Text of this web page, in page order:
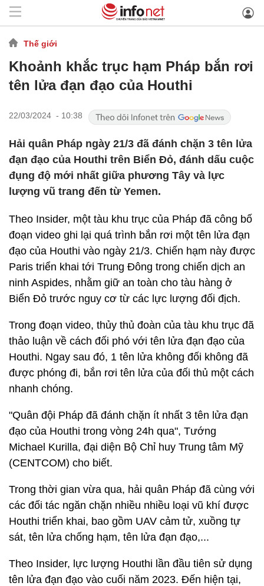
Thế giới
Khoảnh khắc trục hạm Pháp bắn rơi
tên lửa đạn đạo của Houthi
22/03/2024 - 10:38
Hải quân Pháp ngày 21/3 đã đánh chặn 3 tên lửa
đạn đạo của Houthi trên Biển Đỏ, đánh dấu cuộc
đụng độ mới nhất giữa phương Tây và lực
lượng vũ trang đến từ Yemen.
Theo Insider, một tàu khu trục của Pháp đã công bố
đoạn video ghi lại quá trình bắn rơi một tên lửa đạn
đạo của Houthi vào ngày 21/3. Chiến hạm này được
Paris triển khai tới Trung Đông trong chiến dịch an
ninh Aspides, nhằm giữ an toàn cho tàu hàng ở
Biển Đỏ trước nguy cơ từ các lực lượng đối địch.
Trong đoạn video, thủy thủ đoàn của tàu khu trục đã
thảo luận về cách đối phó với tên lửa đạn đạo của
Houthi. Ngay sau đó, 1 tên lửa không đối không đã
được phóng đi, bắn rơi tên lửa của đối thủ một cách
nhanh chóng.
"Quân đội Pháp đã đánh chặn ít nhất 3 tên lửa đạn
đạo của Houthi trong vòng 24h qua", Tướng
Michael Kurilla, đại diện Bộ Chỉ huy Trung tâm Mỹ
(CENTCOM) cho biết.
Trong thời gian vừa qua, hải quân Pháp đã cùng với
các đối tác ngăn chặn nhiều nhiều loại vũ khí được
Houthi triển khai, bao gồm UAV cảm tử, xuồng tự
sát, tên lửa chống hạm, tên lửa đạn đạo,...
Theo Insider, lực lượng Houthi lần đầu tiên sử dụng
tên lửa đạn đạo vào cuối năm 2023. Đến hiện tại,